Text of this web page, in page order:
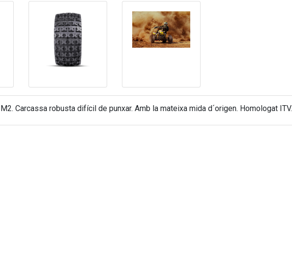
Carcassa robusta difícil de punxar. Amb la mateixa mida d´origen. Homologat ITV.